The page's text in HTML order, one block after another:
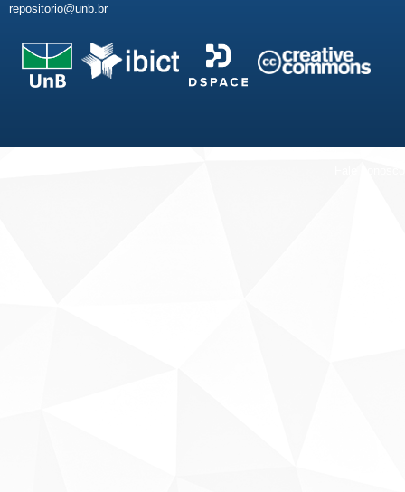
repositorio@unb.br